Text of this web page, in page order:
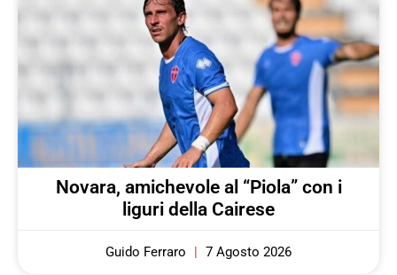
Novara, amichevole al “Piola” con i
liguri della Cairese
Guido Ferraro 7 Agosto 2026